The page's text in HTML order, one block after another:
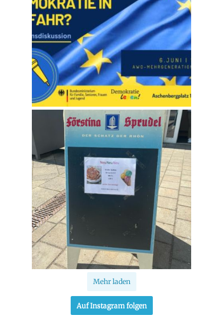
Mehr laden
Auf Instagram folgen